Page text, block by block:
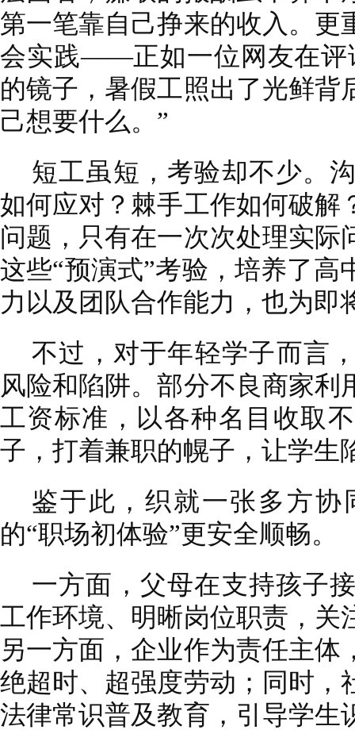
第一笔靠自己挣来的收入。更
会实践——正如一位网友在评
的镜子，暑假工照出了光鲜背
己想要什么。”
短工虽短，考验却不少。
如何应对？棘手工作如何破解
问题，只有在一次次处理实际
这些“预演式”考验，培养了
力以及团队合作能力，也为即
不过，对于年轻学子而言
风险和陷阱。部分不良商家
工资标准，以各种名目收取
子，打着兼职的幌子，让学生
鉴于此，织就一张多方
的“职场初体验”更安全顺畅。
一方面，父母在支持孩子
工作环境、明晰岗位职责，关
另一方面，企业作为责任主
绝超时、超强度劳动；同时，
法律常识普及教育，引导学生